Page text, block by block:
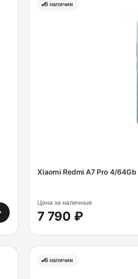
В наличии
Xiaomi Redmi A7 Pro 4/64Gb
Цена за наличные
7 790 ₽
В наличии